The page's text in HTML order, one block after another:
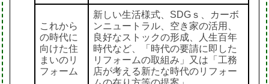
これから
の時代に
向けた住
まいのリ
フォーム
新しい生活様式、SDGｓ、カーボ
ンニュートラル、空き家の活用、
良好なストックの形成、人生百年
時代など、「時代の要請に即した
リフォームの取組み」又は「工務
店が考える新たな時代のリフォー